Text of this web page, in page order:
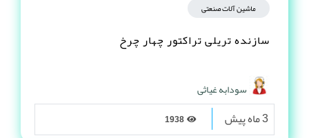
ماشین آلات صنعتی
سازنده تریلی تراکتور چهار چرخ
سودابه غیاثی
3 ماه پیش